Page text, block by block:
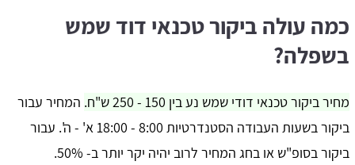
כמה עולה ביקור טכנאי דוד שמש
בשפלה?
מחיר ביקור טכנאי דודי שמש נע בין 150 - 250 ש"ח.
המחיר עבור
ביקור בשעות העבודה הסטנדרטיות 8:00 - 18:00 א' - ה'. עבור
ביקור בסופ"ש או בחג המחיר לרוב יהיה יקר יותר ב- 50%.